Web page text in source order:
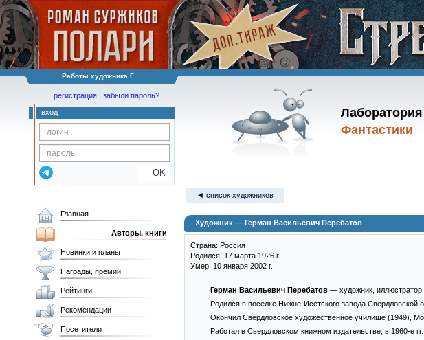
Работы художника Г ...
Лаборатория
Фантастики
регистрация | забыли пароль?
вход
OK
◄ список художников
Художник — Герман Васильевич Перебатов
Страна: Россия
Родился: 17 марта 1926 г.
Умер: 10 января 2002 г.
Герман Васильевич Перебатов— художник,
Родился в поселке Нижне-Исетского завода Свердловской
Окончил Свердловское художественное училище (1949),
Работал в Свердловском книжном издательстве, в 1960-е
Главная
Авторы, книги
Новинки и планы
Награды, премии
Рейтинги
Рекомендации
Посетители